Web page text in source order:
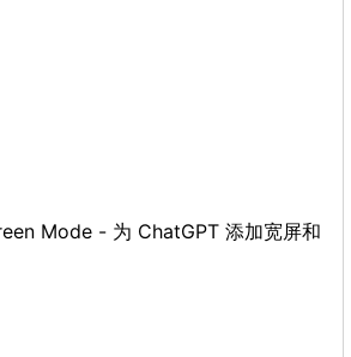
Mode - 为 ChatGPT 添加宽屏和